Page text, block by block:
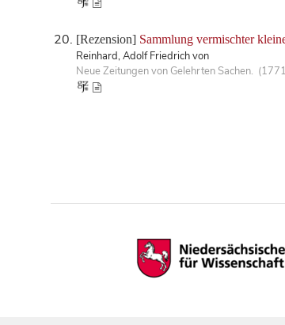
[Rezension] Sammlung vermischter
Reinhard, Adolf Friedrich von
Neue Zeitungen von Gelehrten Sachen.